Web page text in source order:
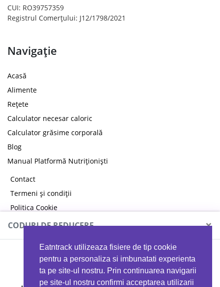
Eatntrack utilizeaza fisiere de tip cookie
pentru a personaliza si imbunatati experienta
ta pe site-ul nostru. Prin continuarea navigarii
pe site-ul nostru confirmi acceptarea utilizarii
CUI: RO39757359
Registrul Comerțului: J12/1798/2021
Navigație
Acasă
Alimente
Rețete
Calculator necesar caloric
Calculator grăsime corporală
Blog
Manual Platformă Nutriționiști
Contact
Termeni și condiții
Politica Cookie
Politica de confidențialitate
CODURI DE REDUCERE ×
MYPROTEIN